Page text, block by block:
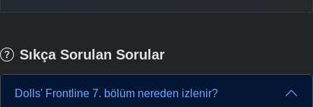
Sıkça Sorulan Sorular
Dolls' Frontline 7. bölüm nereden izlenir?